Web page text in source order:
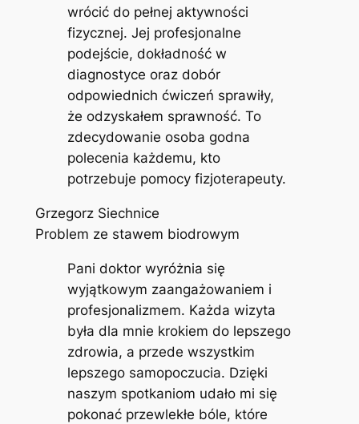
wrócić do pełnej aktywności
fizycznej. Jej profesjonalne
podejście, dokładność w
diagnostyce oraz dobór
odpowiednich ćwiczeń sprawiły,
że odzyskałem sprawność. To
zdecydowanie osoba godna
polecenia każdemu, kto
potrzebuje pomocy fizjoterapeuty.
Grzegorz Siechnice
Problem ze stawem biodrowym
Pani doktor wyróżnia się
wyjątkowym zaangażowaniem i
profesjonalizmem. Każda wizyta
była dla mnie krokiem do lepszego
zdrowia, a przede wszystkim
lepszego samopoczucia. Dzięki
naszym spotkaniom udało mi się
pokonać przewlekłe bóle, które